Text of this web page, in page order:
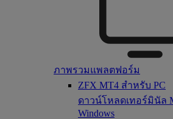
ภาพรวมแพลตฟอร์ม
ZFX MT4 สำหรับ PC
ดาวน์โหลดเทอร์มินัล
Windows